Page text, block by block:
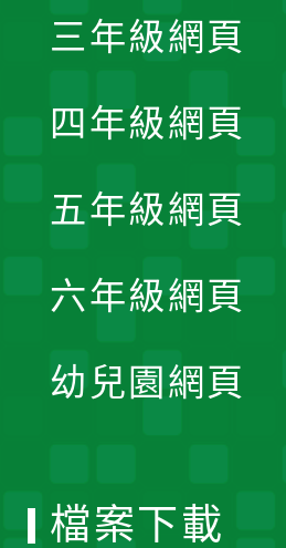
三年級網頁
四年級網頁
五年級網頁
六年級網頁
幼兒園網頁
檔案下載